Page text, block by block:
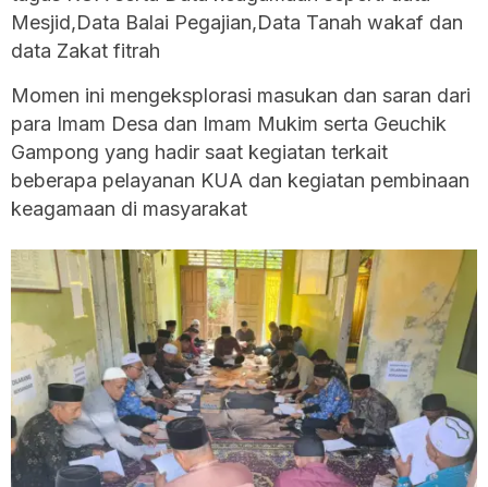
Mesjid,Data Balai Pegajian,Data Tanah wakaf dan
data Zakat fitrah
Momen ini mengeksplorasi masukan dan saran dari
para Imam Desa dan Imam Mukim serta Geuchik
Gampong yang hadir saat kegiatan terkait
beberapa pelayanan KUA dan kegiatan pembinaan
keagamaan di masyarakat